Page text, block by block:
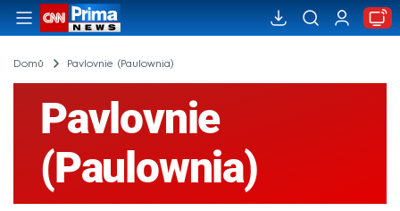
Domů Pavlovnie (Paulownia)
Pavlovnie
(Paulownia)